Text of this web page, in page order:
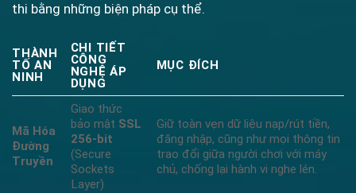
thi bằng những biện pháp cụ thể.
THÀNH
TỐ AN
NINH
CHI TIẾT
CÔNG
NGHỆ ÁP
DỤNG
MỤC ĐÍCH
Mã Hóa
Đường
Truyền
Giao thức
bảo mật SSL
256-bit
(Secure
Sockets
Layer)
Giữ toàn vẹn dữ liệu nạp/rút tiền,
đăng nhập, cũng như mọi thông tin
trao đổi giữa người chơi với máy
chủ, chống lại hành vi nghe lén.